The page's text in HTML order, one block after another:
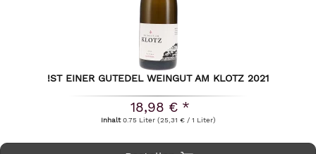
!ST EINER GUTEDEL WEINGUT AM KLOTZ 2021
18,98 € *
Inhalt0.75 Liter (25,31 € / 1 Liter)